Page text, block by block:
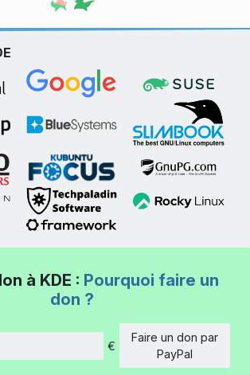
à KDE : Pourquoi faire un
don ?
Montant
€
Faire un don par
PayPal